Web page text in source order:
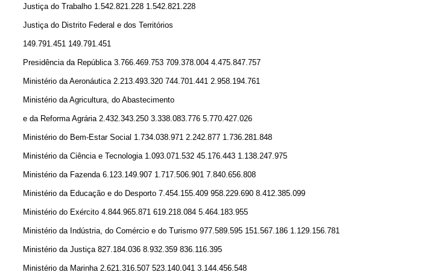
Justiça do Trabalho 1.542.821.228 1.542.821.228
Justiça do Distrito Federal e dos Territórios
149.791.451 149.791.451
Presidência da República 3.766.469.753 709.378.004 4.475.847.757
Ministério da Aeronáutica 2.213.493.320 744.701.441 2.958.194.761
Ministério da Agricultura, do Abastecimento
e da Reforma Agrária 2.432.343.250 3.338.083.776 5.770.427.026
Ministério do Bem-Estar Social 1.734.038.971 2.242.877 1.736.281.848
Ministério da Ciência e Tecnologia 1.093.071.532 45.176.443 1.138.247.975
Ministério da Fazenda 6.123.149.907 1.717.506.901 7.840.656.808
Ministério da Educação e do Desporto 7.454.155.409 958.229.690 8.412.385.099
Ministério do Exército 4.844.965.871 619.218.084 5.464.183.955
Ministério da Indústria, do Comércio e do Turismo 977.589.595 151.567.186 1.129.156.781
Ministério da Justiça 827.184.036 8.932.359 836.116.395
Ministério da Marinha 2.621.316.507 523.140.041 3.144.456.548